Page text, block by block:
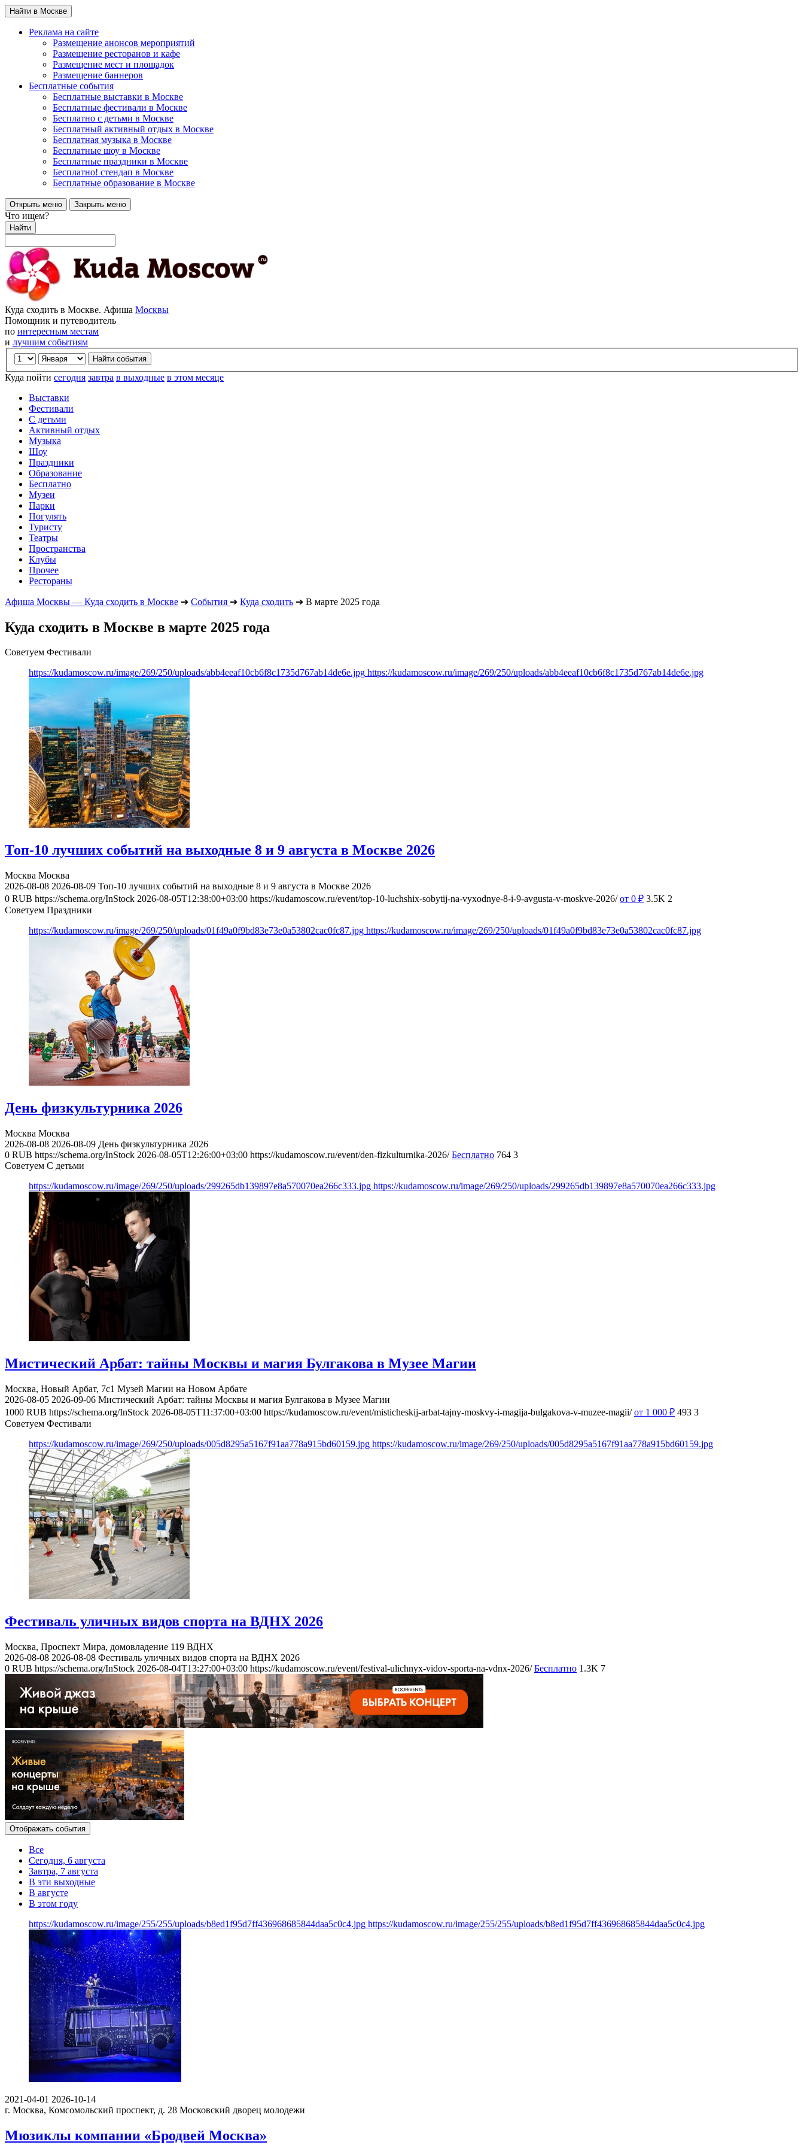
Найти в Москве
Реклама на сайте
Размещение анонсов мероприятий
Размещение ресторанов и кафе
Размещение мест и площадок
Размещение баннеров
Бесплатные события
Бесплатные выставки в Москве
Бесплатные фестивали в Москве
Бесплатно с детьми в Москве
Бесплатный активный отдых в Москве
Бесплатная музыка в Москве
Бесплатные шоу в Москве
Бесплатные праздники в Москве
Бесплатно! стендап в Москве
Бесплатные образование в Москве
Открыть меню Закрыть меню
Что ищем?
Найти
Куда сходить в Москве. Афиша Москвы
Помощник и путеводитель
по интересным местам
и лучшим событиям
Куда пойти сегодня завтра в выходные в этом месяце
Выставки
Фестивали
С детьми
Активный отдых
Музыка
Шоу
Праздники
Образование
Бесплатно
Музеи
Парки
Погулять
Туристу
Театры
Пространства
Клубы
Прочее
Рестораны
Афиша Москвы — Куда сходить в Москве ➔ События ➔ Куда сходить ➔ В марте 2025 года
Куда сходить в Москве в марте 2025 года
Советуем Фестивали
https://kudamoscow.ru/image/269/250/uploads/abb4eeaf10cb6f8c1735d767ab14de6e.jpg https://kudamoscow.ru/image/269/250/uploads/abb4eeaf10cb6f8c1735d767ab14de6e.jpg
Топ-10 лучших событий на выходные 8 и 9 августа в Москве 2026
Москва Москва
2026-08-08 2026-08-09 Топ-10 лучших событий на выходные 8 и 9 августа в Москве 2026
0 RUB https://schema.org/InStock 2026-08-05T12:38:00+03:00 https://kudamoscow.ru/event/top-10-luchshix-sobytij-na-vyxodnye-8-i-9-avgusta-v-moskve-2026/ от 0 ₽ 3.5K 2
Советуем Праздники
https://kudamoscow.ru/image/269/250/uploads/01f49a0f9bd83e73e0a53802cac0fc87.jpg https://kudamoscow.ru/image/269/250/uploads/01f49a0f9bd83e73e0a53802cac0fc87.jpg
День физкультурника 2026
Москва Москва
2026-08-08 2026-08-09 День физкультурника 2026
0 RUB https://schema.org/InStock 2026-08-05T12:26:00+03:00 https://kudamoscow.ru/event/den-fizkulturnika-2026/ Бесплатно 764 3
Советуем С детьми
https://kudamoscow.ru/image/269/250/uploads/299265db139897e8a570070ea266c333.jpg https://kudamoscow.ru/image/269/250/uploads/299265db139897e8a570070ea266c333.jpg
Мистический Арбат: тайны Москвы и магия Булгакова в Музее Магии
Москва, Новый Арбат, 7с1 Музей Магии на Новом Арбате
2026-08-05 2026-09-06 Мистический Арбат: тайны Москвы и магия Булгакова в Музее Магии
1000 RUB https://schema.org/InStock 2026-08-05T11:37:00+03:00 https://kudamoscow.ru/event/misticheskij-arbat-tajny-moskvy-i-magija-bulgakova-v-muzee-magii/ от 1 000 ₽ 493 3
Советуем Фестивали
https://kudamoscow.ru/image/269/250/uploads/005d8295a5167f91aa778a915bd60159.jpg https://kudamoscow.ru/image/269/250/uploads/005d8295a5167f91aa778a915bd60159.jpg
Фестиваль уличных видов спорта на ВДНХ 2026
Москва, Проспект Мира, домовладение 119 ВДНХ
2026-08-08 2026-08-08 Фестиваль уличных видов спорта на ВДНХ 2026
0 RUB https://schema.org/InStock 2026-08-04T13:27:00+03:00 https://kudamoscow.ru/event/festival-ulichnyx-vidov-sporta-na-vdnx-2026/ Бесплатно 1.3K 7
Отображать события
Все
Сегодня, 6 августа
Завтра, 7 августа
В эти выходные
В августе
В этом году
https://kudamoscow.ru/image/255/255/uploads/b8ed1f95d7ff436968685844daa5c0c4.jpg https://kudamoscow.ru/image/255/255/uploads/b8ed1f95d7ff436968685844daa5c0c4.jpg
2021-04-01 2026-10-14
г. Москва, Комсомольский проспект, д. 28 Московский дворец молодежи
Мюзиклы компании «Бродвей Москва»